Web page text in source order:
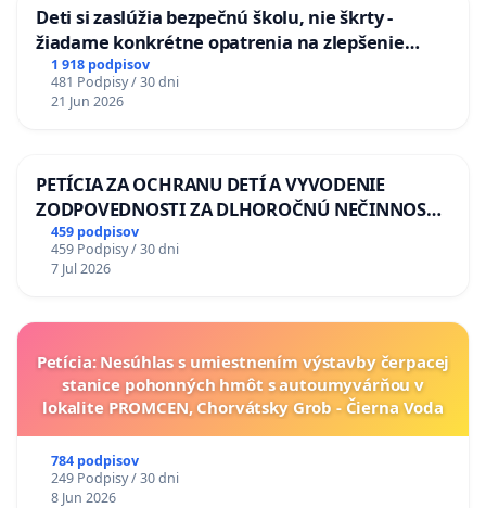
Deti si zaslúžia bezpečnú školu, nie škrty -
žiadame konkrétne opatrenia na zlepšenie
situácie v školstve
1 918 podpisov
481 Podpisy / 30 dni
21 Jun 2026
PETÍCIA ZA OCHRANU DETÍ A VYVODENIE
ZODPOVEDNOSTI ZA DLHOROČNÚ NEČINNOSŤ
A ZLYHANIE ŠTÁTU
459 podpisov
459 Podpisy / 30 dni
7 Jul 2026
Petícia: Nesúhlas s umiestnením výstavby čerpacej
stanice pohonných hmôt s autoumyvárňou v
lokalite PROMCEN, Chorvátsky Grob - Čierna Voda
784 podpisov
249 Podpisy / 30 dni
8 Jun 2026